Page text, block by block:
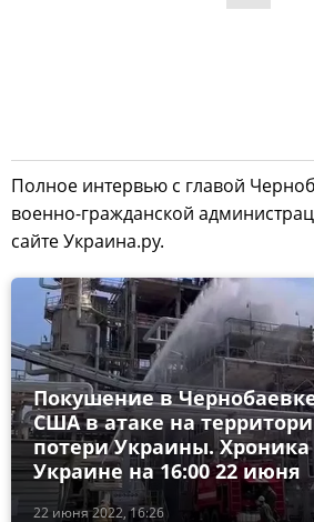
Полное интервью с главой
военно-гражданской
сайте Украина.ру.
22 июня 2022, 16:26
Покушение в
США в атаке на
потери Украины.
Украине на 16:00 22 июня